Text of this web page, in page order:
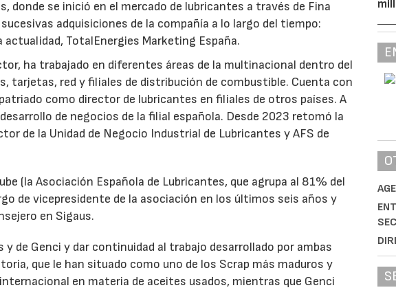
donde se inició en el mercado de lubricantes a través de Fina
adquisiciones de la compañía a lo largo del tiempo:
TotalEnergies Marketing España.
ha trabajado en diferentes áreas de la multinacional dentro del
tarjetas, red y filiales de distribución de combustible. Cuenta con
como director de lubricantes en filiales de otros países. A
de negocios de la filial española. Desde 2023 retomó la
de la Unidad de Negocio Industrial de Lubricantes y AFS de
(la Asociación Española de Lubricantes, que agrupa al 81% del
de vicepresidente de la asociación en los últimos seis años y
en Sigaus.
y de Genci y dar continuidad al trabajo desarrollado por ambas
que le han situado como uno de los Scrap más maduros y
en materia de aceites usados, mientras que Genci